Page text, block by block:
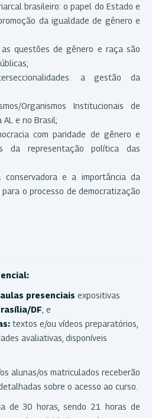
brasileiro: o papel do Estado e
da igualdade de gênero e
as questões de gênero e raça são
a gestão da
Organismos Institucionais de
e no Brasil;
com paridade de gênero e
da representação política das
conservadora e a importância da
o processo de democratização
presenciais expositivas
DF; e
textos e/ou vídeos preparatórios,
avaliativas, disponíveis
alunas/os matriculados receberão
sobre o acesso ao curso.
de 30 horas, sendo 21 horas de